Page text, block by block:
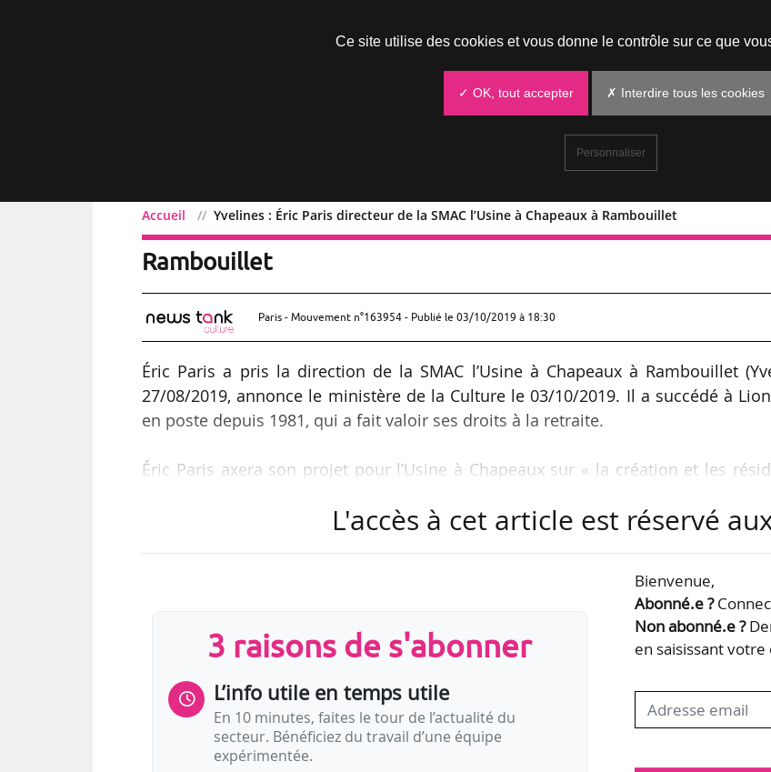
Accueil Yvelines : Éric Paris directeur de la SMAC l’Usine à Chapeaux à Rambouillet
Yvelines : Éric Paris directeur de la SMAC l’Usine à
Rambouillet
Paris - Mouvement n°163954 - Publié le 03/10/2019 à 18:30
Éric Paris a pris la direction de la SMAC l’Usine à Chapeaux à Rambouillet
27/08/2019, annonce le ministère de la Culture le 03/10/2019. Il a succédé à
en poste depuis 1981, qui a fait valoir ses droits à la retraite.
Éric Paris axera son projet pour l’Usine à Chapeaux sur « la création et les
arts plastiques. Il entend également développer la relation au jeune public ». En
Musicien de formation, Éric Paris a dirigé, entre octobre 2006 et avril 2019, la
Pièces Cuisine au Blanc-Mesnil (Seine-Saint-Denis), où lui a…
L'accès à cet article est réservé
3 raisons de s'abonner
L’info utile en temps utile
En 10 minutes, faites le tour de l’actualité du
secteur. Bénéficiez du travail d’une équipe
expérimentée.
Bienvenue,
Abonné.e ?
Non abonné.e ?
en saisissant votre
Ce site utilise des cookies et vous donne le contrôle sur ce que
✓ OK, tout accepter ✗ Interdire tous les cookies
Personnaliser